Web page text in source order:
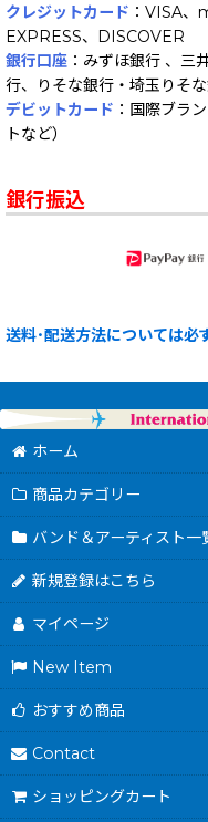
クレジットカード ：VISA
EXPRESS、DISCOVER
銀行口座 ：みずほ銀行 、三
行、りそな銀行・埼玉りそ
デビットカード ：国際ブラ
トなど）
銀行振込
送料･配送方法については必
ホーム
商品カテゴリー
バンド＆アーティスト一
新規登録はこちら
マイページ
New Item
おすすめ商品
Contact
ショッピングカート